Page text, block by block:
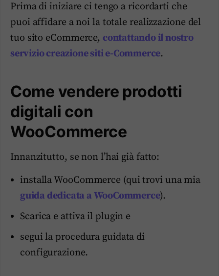
Prima di iniziare ci tengo a ricordarti che
puoi affidare a noi la totale realizzazione del
tuo sito eCommerce, contattando il nostro
serviziocreazione siti e-Commerce.
Come vendere prodotti
digitali con
WooCommerce
Innanzitutto, se non l’hai già fatto:
installa WooCommerce (qui trovi una mia
guida dedicata a WooCommerce).
Scarica e attiva il plugin e
segui la procedura guidata di
configurazione.